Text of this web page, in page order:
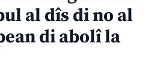
al dîs di no al
di abolî la